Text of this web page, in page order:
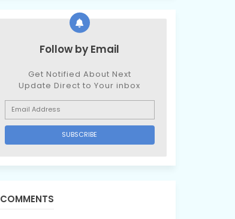
Follow by Email
Get Notified About Next
Update Direct to Your inbox
COMMENTS